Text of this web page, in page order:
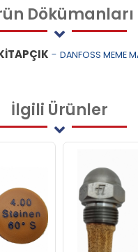
Dökümanları
- DANFOSS MEME
İlgili Ürünler